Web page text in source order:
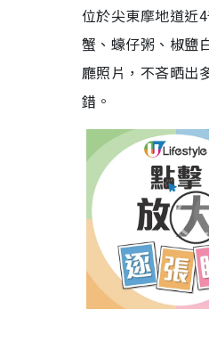
位於尖東摩地道近
蟹、蠔仔粥、椒鹽
廳照片，不吝晒出
錯。